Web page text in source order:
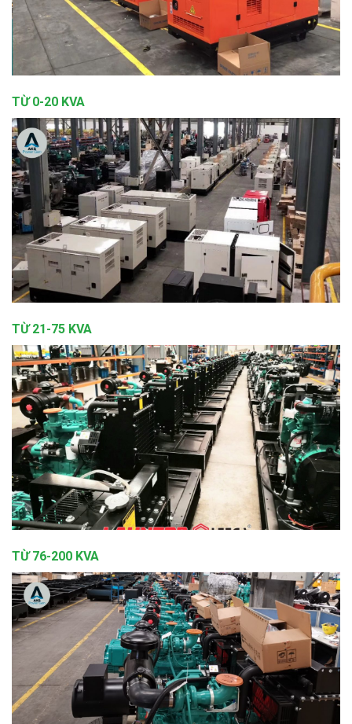
TỪ 0-20 KVA
TỪ 21-75 KVA
TỪ 76-200 KVA